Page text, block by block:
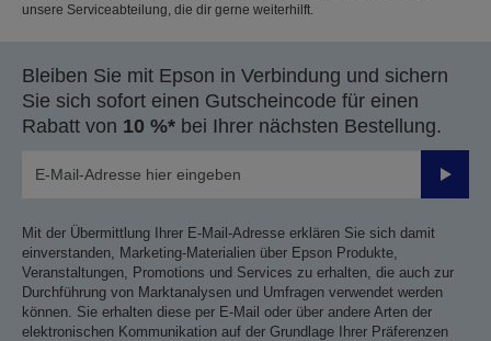
unsere Serviceabteilung, die dir gerne weiterhilft.
Bleiben Sie mit Epson in Verbindung und sichern
Sie sich sofort einen Gutscheincode für einen
Rabatt von 10 %* bei Ihrer nächsten Bestellung.
Mit der Übermittlung Ihrer E-Mail-Adresse erklären Sie sich damit
einverstanden, Marketing-Materialien über Epson Produkte,
Veranstaltungen, Promotions und Services zu erhalten, die auch zur
Durchführung von Marktanalysen und Umfragen verwendet werden
können. Sie erhalten diese per E-Mail oder über andere Arten der
elektronischen Kommunikation auf der Grundlage Ihrer Präferenzen